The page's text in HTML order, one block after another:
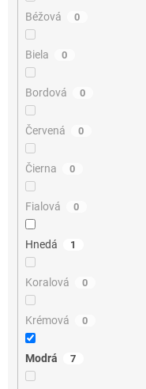
Béžová 0
Biela 0
Bordová 0
Červená 0
Čierna 0
Fialová 0
Hnedá 1
Koralová 0
Krémová 0
Modrá 7